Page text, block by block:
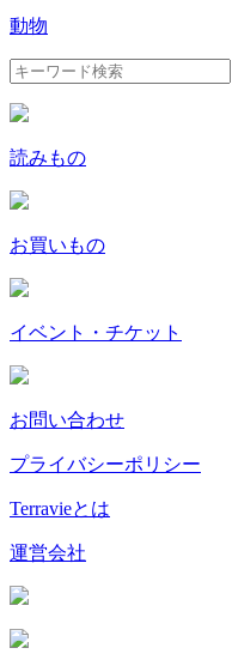
動物
読みもの
お買いもの
イベント・チケット
お問い合わせ
プライバシーポリシー
Terravieとは
運営会社